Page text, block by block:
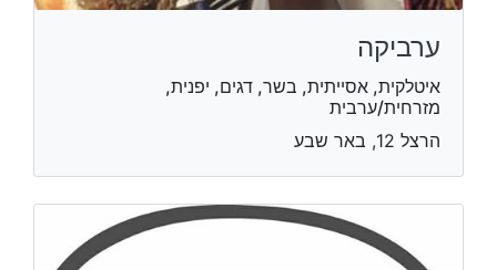
ערביקה
איטלקית, אסייתית, בשר, דגים, יפנית,
מזרחית/ערבית
הרצל 12, באר שבע